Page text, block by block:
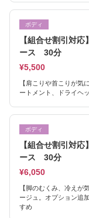
ボディ
【組合せ割引対
ース 30分
¥5,500
【肩こりや首こりが気
ートメント、ドライヘ
ボディ
【組合せ割引対
ース 30分
¥6,050
【脚のむくみ、冷えが
ージュ。オプション追
すめ